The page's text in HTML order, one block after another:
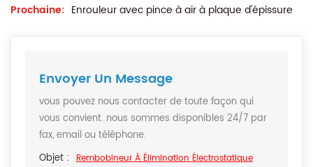
Prochaine: Enrouleur avec pince à air à plaque d'épissure
Envoyer Un Message
vous pouvez nous contacter de toute façon qui
vous convient. nous sommes disponibles 24/7 par
fax, email ou téléphone.
Objet : Rembobineur À Élimination Électrostatique